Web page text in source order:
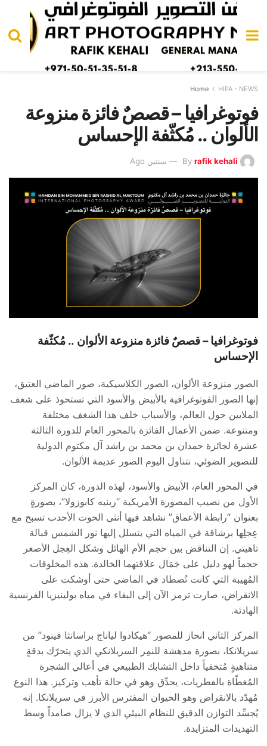
Home HIPA - NEWS
فوتوغرافيا – قصصٌ فائزة منزوعة
الألوان .. مُكثّفة الإحساس
By rafik kehali سنتين Ago
فوتوغرافيا –قصصٌ فائزة منزوعة الألوان .. مُكثّفة
الإحساس
الصور منزوعة الألوان، الصور الكلاسيكية، صور الماضي العتيق،
إنها الصور الفوتوغرافية بالأبيض والأسود التي تستحوذ على شغف
الملايين حول العالم، والأسباب خلف هذا الشغف مختلفة
ومتنوعة. ضمن الأعمال الفائزة بالمحور العام للدورة الثالثة
عشرة لجائزة حمدان بن محمد بن راشد آل مكتوم الدولية
للتصوير الضوئي، نتناول اليوم الصور عديمة الألوان.
في المحور العام، الأبيض والأسود، لهذه الدورة، كان المركز
الأول من نصيب المصورة الأمريكية “رينيه كابوزولا”، بصورةٍ
بعنوان “رابطة الأعماق” نشاهد فيها أنثى الحوت الأحدب تسبح مع
عِجلِها برشاقة في المياه التي يتسلل إليها نور الشمس قبالة
تاهيتي. إن التناقض بين حجم الأم الهائل وشكل العِجل الأصغر
حجماً لهو دليل على جَمَال علاقتهما الخالدة. هذه المخلوقات
المُهيبة التي كانت تُصطاد في الماضي حتى أوشكت على
الانقراض، صارت ترمز الآن إلى البقاء في مياه بولينيزيا الفرنسية
الهادئة.
المركز الثاني انحاز للمصور “هيكادوا لياناج براسانثا فينود” من
سريلانكا، بصورة مدهشة للنمِر السريلانكي الذي يتحرّك بدقةٍ
متناهيةٍ مُتخفياً داخل التشابك الطبيعي في أعالي الشجرة
المُغطّاة بالفطريات، يحدِّق وهو في حالة تأهب وتركيز. هذا النوع
مُهدّد بالانقراض وهو الحيوان المفترس الأبرز في سريلانكا. إنه
يُجسِّد التوازن الدقيق للنظام البيئي الذي لا يزال صامداً وسط
التهديدات المتزايدة.